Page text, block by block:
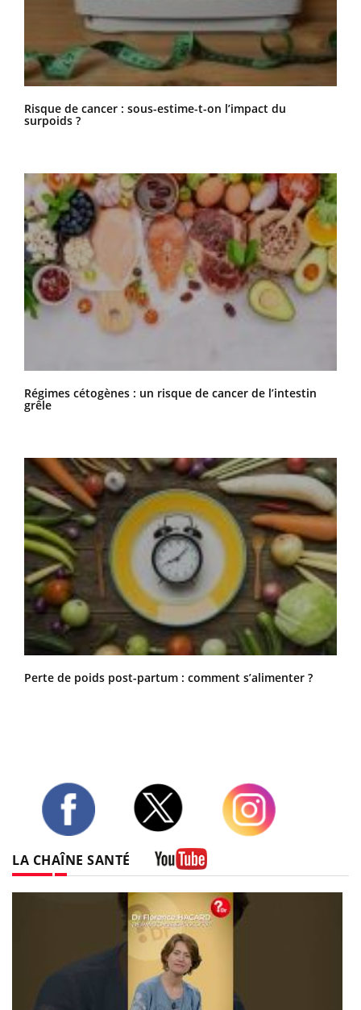
Risque de cancer : sous-estime-t-on l’impact du
surpoids ?
Régimes cétogènes : un risque de cancer de l’intestin
grêle
Perte de poids post-partum : comment s’alimenter ?
LA CHAÎNE SANTÉ